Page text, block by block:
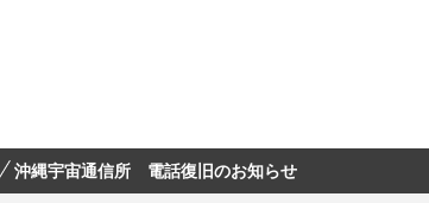
沖縄宇宙通信所 電話復旧のお知らせ